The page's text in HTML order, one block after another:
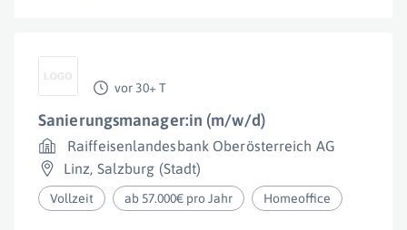
vor 30+ T
Sanierungsmanager:in (m/w/d)
Raiffeisenlandesbank Oberösterreich AG
Linz, Salzburg (Stadt)
Vollzeit ab 57.000€ pro Jahr Homeoffice